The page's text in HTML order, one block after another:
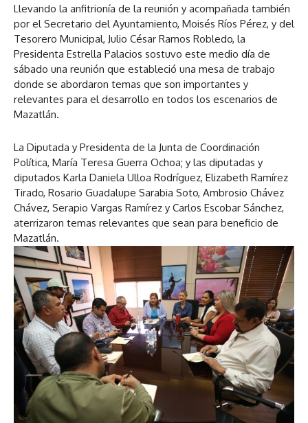
Llevando la anfitrionía de la reunión y acompañada también
por el Secretario del Ayuntamiento, Moisés Ríos Pérez, y del
Tesorero Municipal, Julio César Ramos Robledo, la
Presidenta Estrella Palacios sostuvo este medio día de
sábado una reunión que estableció una mesa de trabajo
donde se abordaron temas que son importantes y
relevantes para el desarrollo en todos los escenarios de
Mazatlán.
La Diputada y Presidenta de la Junta de Coordinación
Política, María Teresa Guerra Ochoa; y las diputadas y
diputados Karla Daniela Ulloa Rodríguez, Elizabeth Ramírez
Tirado, Rosario Guadalupe Sarabia Soto, Ambrosio Chávez
Chávez, Serapio Vargas Ramírez y Carlos Escobar Sánchez,
aterrizaron temas relevantes que sean para beneficio de
Mazatlán.